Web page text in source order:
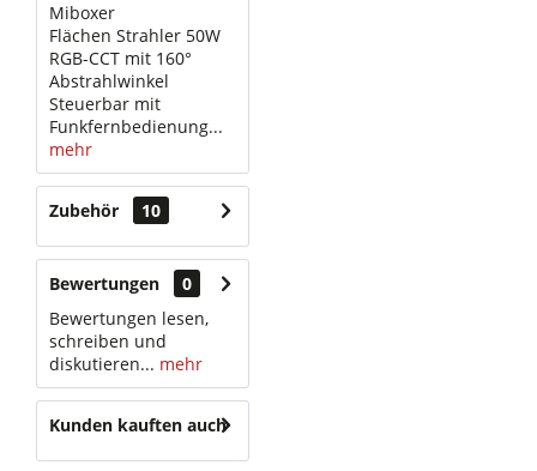
Miboxer
Flächen Strahler 50W
RGB-CCT mit 160°
Abstrahlwinkel
Steuerbar mit
Funkfernbedienung...
mehr
Zubehör 10
Bewertungen
0
Bewertungen lesen,
schreiben und
diskutieren... mehr
Kunden kauften auch